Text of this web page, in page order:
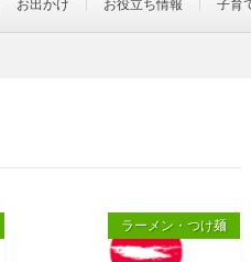
お出かけ お役立ち情報 子育
ラーメン・つけ麺